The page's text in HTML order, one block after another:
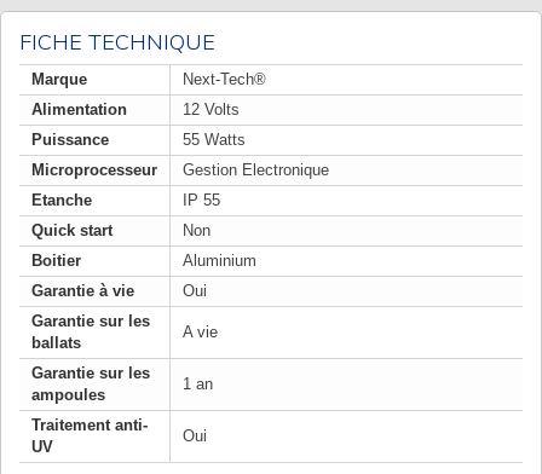
FICHE TECHNIQUE
Marque
Next-Tech®
Alimentation
12 Volts
Puissance
55 Watts
Microprocesseur
Gestion Electronique
Etanche
IP 55
Quick start
Non
Boitier
Aluminium
Garantie à vie
Oui
Garantie sur les
ballats
A vie
Garantie sur les
ampoules
1 an
Traitement anti-
UV
Oui